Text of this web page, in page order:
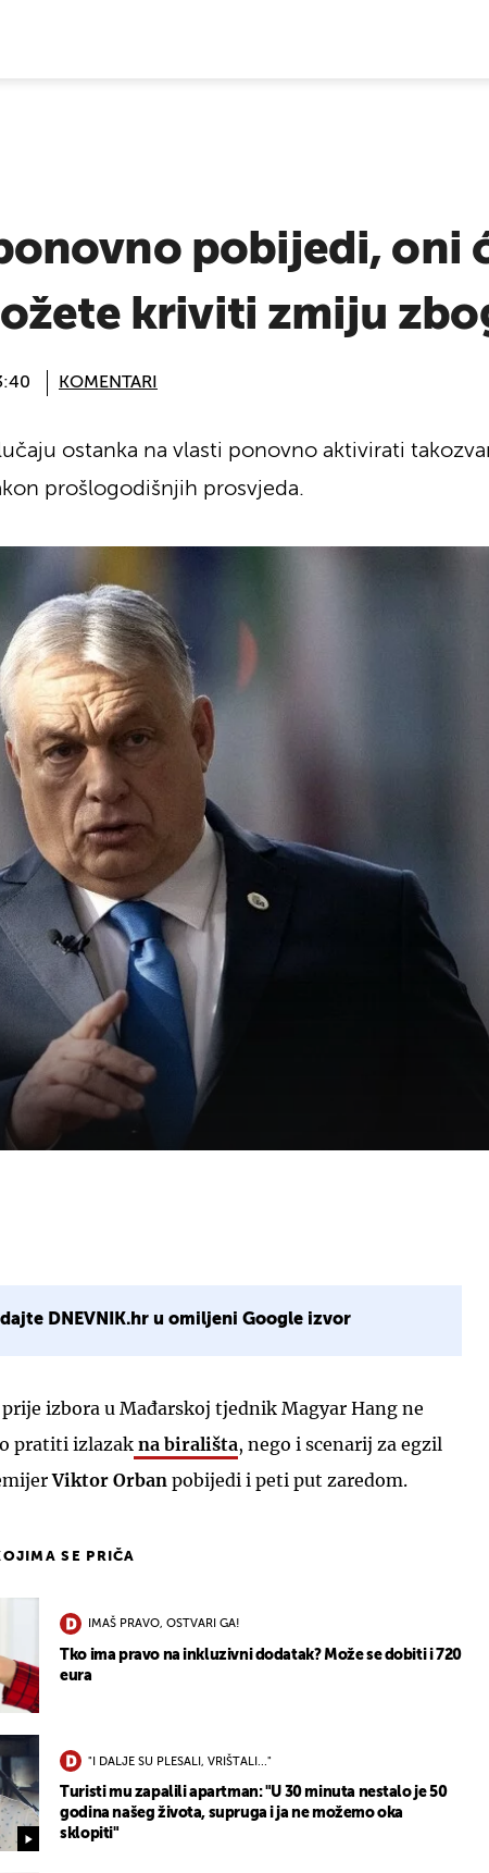
pobijedi, oni
kriviti zmiju
KOMENTARI
ostanka na vlasti ponovno aktivirati
prošlogodišnjih prosvjeda.
DNEVNIK.hr u omiljeni Google izvor
izbora u Mađarskoj tjednik Magyar Hang ne
pratiti izlazak na birališta, nego i scenarij za egzil
Viktor Orban pobijedi i peti put zaredom.
SE PRIČA
IMAŠ PRAVO, OSTVARI GA!
Tko ima pravo na inkluzivni dodatak? Može se dobiti i 720
eura
"I DALJE SU PLESALI, VRIŠTALI..."
Turisti mu zapalili apartman: "U 30 minuta nestalo je 50
godina našeg života, supruga i ja ne možemo oka
sklopiti"